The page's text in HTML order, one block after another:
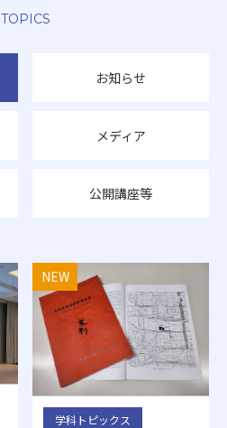
TOPICS
お知らせ
メディア
公開講座等
学科トピックス
NEW